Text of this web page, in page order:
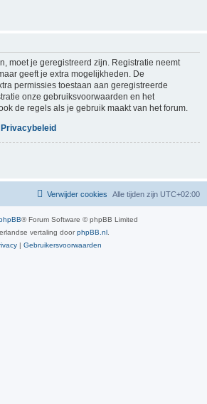
moet je geregistreerd zijn. Registratie neemt
geeft je extra mogelijkheden. De
permissies toestaan aan geregistreerde
onze gebruiksvoorwaarden en het
de regels als je gebruik maakt van het forum.
Privacybeleid
Alle tijden zijn UTC+02:00
Verwijder cookies
® Forum Software © phpBB Limited
vertaling doorphpBB.nl
| Gebruikersvoorwaarden